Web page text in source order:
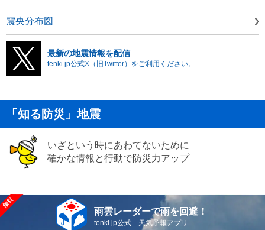
震央分布図
最新の地震情報を配信
tenki.jp公式X（旧Twitter）をご利用ください。
「知る防災」地震
いざという時にあわてないために
確かな情報と行動で防災力アップ
雨雲レーダーで雨を回避！
tenki.jp公式 天気予報アプリ